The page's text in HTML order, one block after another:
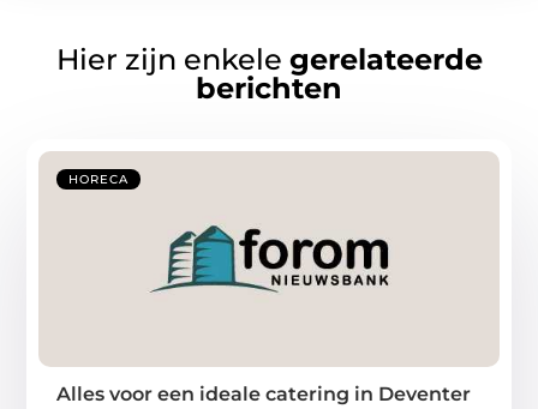
Hier zijn enkele gerelateerde
berichten
HORECA
Alles voor een ideale catering in Deventer